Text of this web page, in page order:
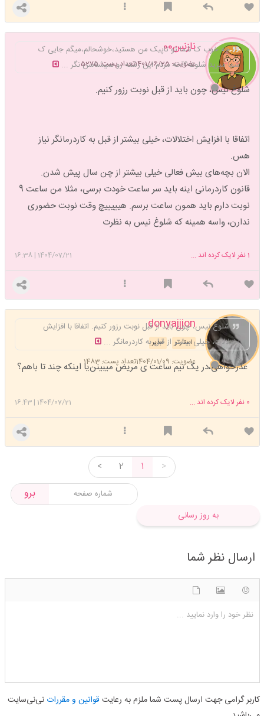
نازنین00
عضویت: 1401/06/25 تعداد پست: 5275
چه خوب ک شما تو تاپیک من هستید،خوشحالم،میگم جایی ک
شما میرید شلوغه؟آخه مردم این رشته رو نمیشناسن نگر ...
شلوغ نیس، چون باید از قبل نوبت رزور کنیم.
اتفاقا با افزایش اختلالات، خیلی بیشتر از قبل به کاردرمانگر نیاز
هس.
الان بچه‌های بیش فعالی خیلی بیشتر از چن سال پیش شدن.
قانون کاردرمانی اینه باید سر ساعت خودت برسی، مثلا من ساعت 9
نوبت دارم باید همون ساعت برسم. هیییییچ وقت نوبت حضوری
ندارن، واسه همینه که شلوغ نیس به نظرت
1404/07/21
|
16:38 1نفر لایک کرده اند ...
donyajjjon
مدیر استارتر
عضویت: 1404/01/09 تعداد پست: 1483
شلوغ نیس، چون باید از قبل نوبت رزور کنیم. اتفاقا با افزایش
اختلالات، خیلی بیشتر از قبل به کاردرمانگر ...
عذرخواهی،در یک نیم ساعت ی مریض میبینن‌یا اینکه چند تا باهم؟
1404/07/21
|
16:43 0 نفر لایک کرده اند ...
>
1
2
<
برو
به روز رسانی
ارسال نظر شما
نظر خود را وارد نمایید ...
کاربر گرامی جهت ارسال پست شما ملزم به رعایت قوانین و مقرراتنی‌نی‌سایت